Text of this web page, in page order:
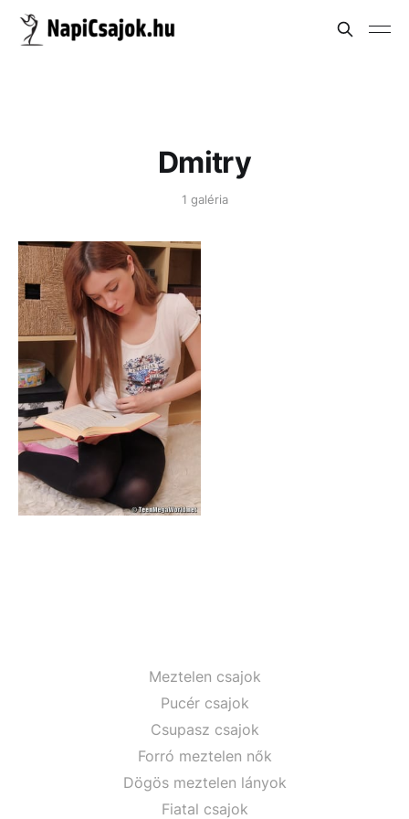
Dmitry
1 galéria
Meztelen csajok
Pucér csajok
Csupasz csajok
Forró meztelen nők
Dögös meztelen lányok
Fiatal csajok